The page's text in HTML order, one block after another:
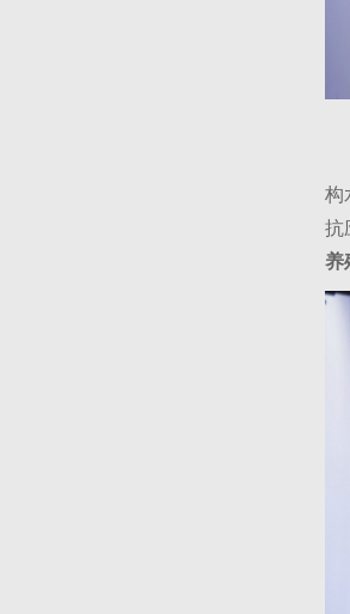
构
抗
养